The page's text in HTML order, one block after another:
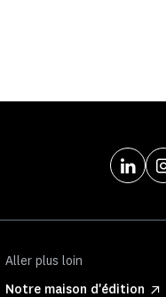
Aller plus loin
Notre maison d'édition